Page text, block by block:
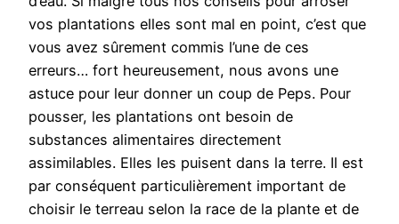
vos plantations elles sont mal en point, c’est que
vous avez sûrement commis l’une de ces
erreurs… fort heureusement, nous avons une
astuce pour leur donner un coup de Peps. Pour
pousser, les plantations ont besoin de
substances alimentaires directement
assimilables. Elles les puisent dans la terre. Il est
par conséquent particulièrement important de
choisir le terreau selon la race de la plante et de